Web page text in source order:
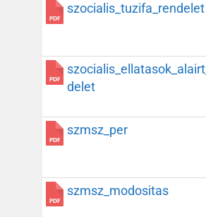
szocialis_tuzifa_rendelet
delet
szmsz_per
szmsz_modositas